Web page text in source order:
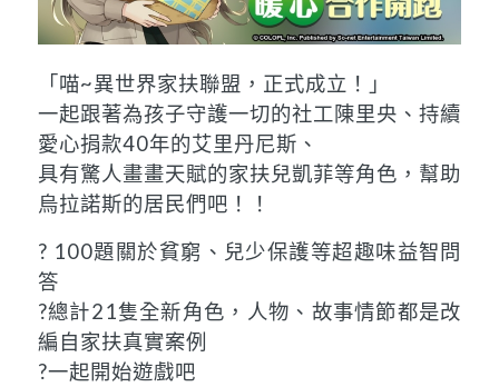
「喵~異世界家扶聯盟，正式成立！」
一起跟著為孩子守護一切的社工陳里央、持續
愛心捐款40年的艾里丹尼斯、
具有驚人畫畫天賦的家扶兒凱菲等角色，幫助
烏拉諾斯的居民們吧！！
? 100題關於貧窮、兒少保護等超趣味益智問
答
?總計21隻全新角色，人物、故事情節都是改
編自家扶真實案例
?一起開始遊戲吧